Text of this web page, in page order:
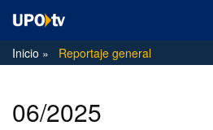
Inicio
Reportaje general
06/2025